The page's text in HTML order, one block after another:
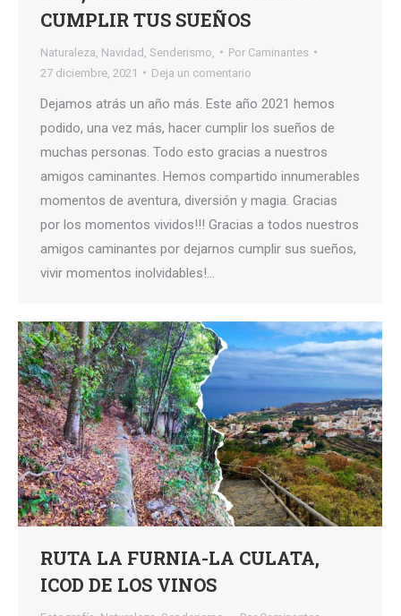
CUMPLIR TUS SUEÑOS
Naturaleza Navidad Senderismo, Por Caminantes
27 diciembre, 2021
Deja un comentario
Dejamos atrás un año más. Este año 2021 hemos
podido, una vez más, hacer cumplir los sueños de
muchas personas. Todo esto gracias a nuestros
amigos caminantes. Hemos compartido innumerables
momentos de aventura, diversión y magia. Gracias
por los momentos vividos!!! Gracias a todos nuestros
amigos caminantes por dejarnos cumplir sus sueños,
vivir momentos inolvidables!…
RUTA LA FURNIA-LA CULATA,
ICOD DE LOS VINOS